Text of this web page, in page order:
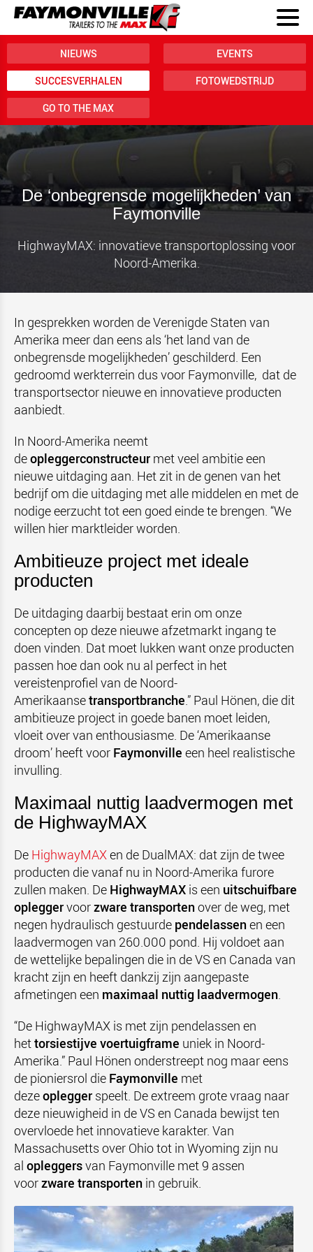
NIEUWS EVENTS
SUCCESVERHALEN FOTOWEDSTRIJD
GO TO THE MAX
De ‘onbegrensde mogelijkheden’ van
Faymonville
HighwayMAX: innovatieve transportoplossing voor
Noord-Amerika.
In gesprekken worden de Verenigde Staten van
Amerika meer dan eens als ‘het land van de
onbegrensde mogelijkheden’ geschilderd. Een
gedroomd werkterrein dus voor Faymonville, dat de
transportsector nieuwe en innovatieve producten
aanbiedt.
In Noord-Amerika neemt
deopleggerconstructeur met veel ambitie een
nieuwe uitdaging aan. Het zit in de genen van het
bedrijf om die uitdaging met alle middelen en met de
nodige eerzucht tot een goed einde te brengen. “We
willen hier marktleider worden.
Ambitieuze project met ideale
producten
De uitdaging daarbij bestaat erin om onze
concepten op deze nieuwe afzetmarkt ingang te
doen vinden. Dat moet lukken want onze producten
passen hoe dan ook nu al perfect in het
vereistenprofiel van de Noord-
Amerikaansetransportbranche.” Paul Hönen, die dit
ambitieuze project in goede banen moet leiden,
vloeit over van enthousiasme. De ‘Amerikaanse
droom’ heeft voor Faymonville een heel realistische
invulling.
Maximaal nuttig laadvermogen met
de HighwayMAX
De HighwayMAXen de DualMAX: dat zijn de twee
producten die vanaf nu in Noord-Amerika furore
zullen maken. De HighwayMAX is een uitschuifbare
opleggervoorzware transporten over de weg, met
negen hydraulisch gestuurde pendelassen en een
laadvermogen van 260.000 pond. Hij voldoet aan
de wettelijke bepalingen die in de VS en Canada van
kracht zijn en heeft dankzij zijn aangepaste
afmetingen een maximaal nuttig laadvermogen.
“De HighwayMAX is met zijn pendelassen en
hettorsiestijve voertuigframe uniek in Noord-
Amerika.” Paul Hönen onderstreept nog maar eens
de pioniersrol die Faymonville met
dezeoplegger speelt. De extreem grote vraag naar
deze nieuwigheid in de VS en Canada bewijst ten
overvloede het innovatieve karakter. Van
Massachusetts over Ohio tot in Wyoming zijn nu
al opleggersvan Faymonville met 9 assen
voorzware transporten in gebruik.